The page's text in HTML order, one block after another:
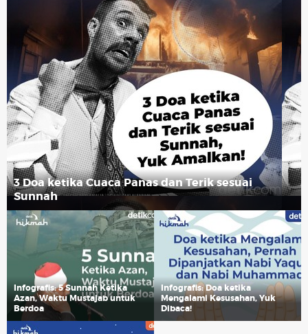
3 Doa ketika Cuaca Panas dan Terik sesuai
Sunnah
Infografis: 5 Sunnah Ketika
Azan, Waktu Mustajab untuk
Berdoa
Infografis: Doa ketika
Mengalami Kesusahan, Yuk
Dibaca!